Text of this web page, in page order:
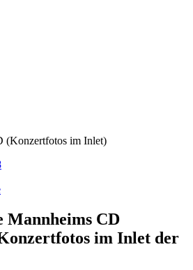
Mannheims CD
im Inlet der